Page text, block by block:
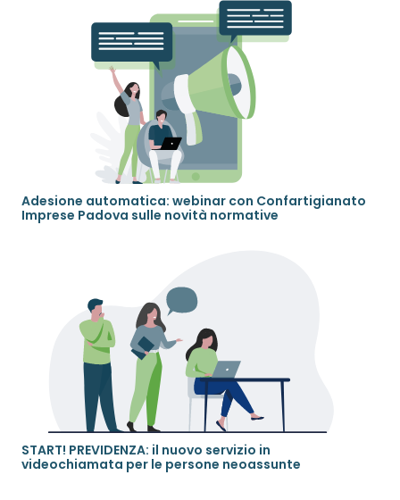
Adesione automatica: webinar con Confartigianato
Imprese Padova sulle novità normative
START! PREVIDENZA: il nuovo servizio in
videochiamata per le persone neoassunte